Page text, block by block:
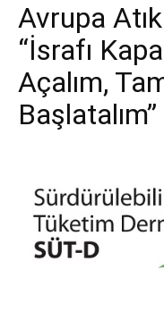
Avrupa
“İsrafı
Açalım,
Başlatalım”